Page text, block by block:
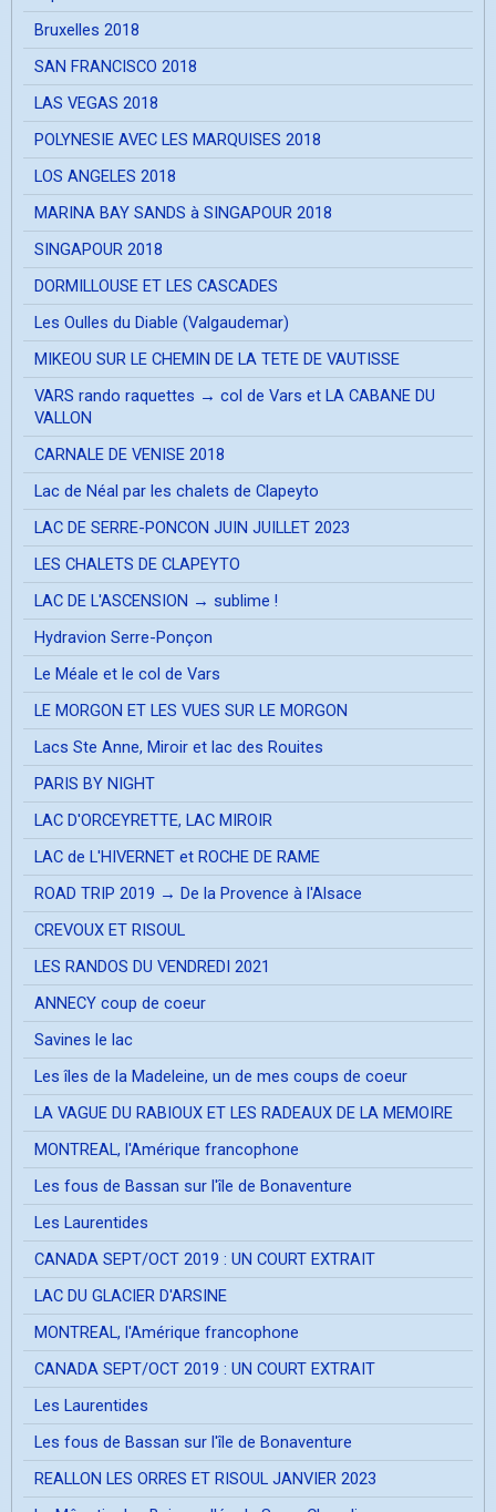
Bruxelles 2018
SAN FRANCISCO 2018
LAS VEGAS 2018
POLYNESIE AVEC LES MARQUISES 2018
LOS ANGELES 2018
MARINA BAY SANDS à SINGAPOUR 2018
SINGAPOUR 2018
DORMILLOUSE ET LES CASCADES
Les Oulles du Diable (Valgaudemar)
MIKEOU SUR LE CHEMIN DE LA TETE DE VAUTISSE
VARS rando raquettes → col de Vars et LA CABANE DU
VALLON
CARNALE DE VENISE 2018
Lac de Néal par les chalets de Clapeyto
LAC DE SERRE-PONCON JUIN JUILLET 2023
LES CHALETS DE CLAPEYTO
LAC DE L'ASCENSION → sublime !
Hydravion Serre-Ponçon
Le Méale et le col de Vars
LE MORGON ET LES VUES SUR LE MORGON
Lacs Ste Anne, Miroir et lac des Rouites
PARIS BY NIGHT
LAC D'ORCEYRETTE, LAC MIROIR
LAC de L'HIVERNET et ROCHE DE RAME
ROAD TRIP 2019 → De la Provence à l'Alsace
CREVOUX ET RISOUL
LES RANDOS DU VENDREDI 2021
ANNECY coup de coeur
Savines le lac
Les îles de la Madeleine, un de mes coups de coeur
LA VAGUE DU RABIOUX ET LES RADEAUX DE LA MEMOIRE
MONTREAL, l'Amérique francophone
Les fous de Bassan sur l'île de Bonaventure
Les Laurentides
CANADA SEPT/OCT 2019 : UN COURT EXTRAIT
LAC DU GLACIER D'ARSINE
MONTREAL, l'Amérique francophone
CANADA SEPT/OCT 2019 : UN COURT EXTRAIT
Les Laurentides
Les fous de Bassan sur l'île de Bonaventure
REALLON LES ORRES ET RISOUL JANVIER 2023